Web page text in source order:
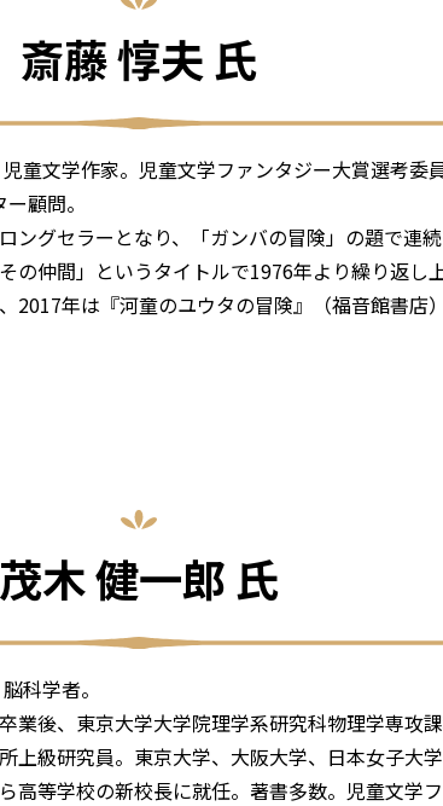
斎藤 惇夫 氏
童文学作家。児童文学ファンタジー大賞選考委員
顧問。
ングセラーとなり、「ガンバの冒険」の題で連
の仲間」というタイトルで1976年より繰り返し
2017年は『河童のユウタの冒険』（福音館書店
茂木 健一郎 氏
科学者。
業後、東京大学大学院理学系研究科物理学専攻
上級研究員。東京大学、大阪大学、日本女子大
高等学校の新校長に就任。著書多数。児童文学